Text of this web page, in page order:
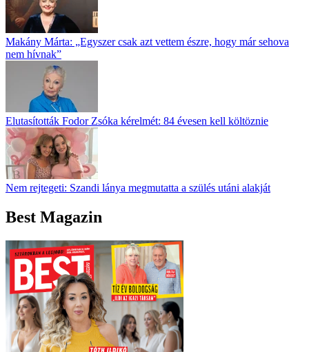
Makány Márta: „Egyszer csak azt vettem észre, hogy már sehova
nem hívnak”
Elutasították Fodor Zsóka kérelmét: 84 évesen kell költöznie
Nem rejtegeti: Szandi lánya megmutatta a szülés utáni alakját
Best Magazin